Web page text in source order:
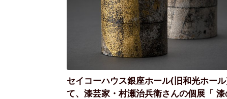
セイコーハウス銀座ホール(旧和光ホー
て、漆芸家・村瀬治兵衛さんの個展「 漆